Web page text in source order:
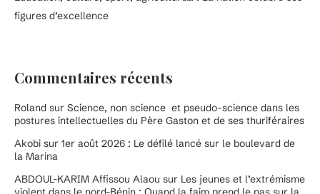
figures d’excellence
Commentaires récents
Roland sur Science, non science et pseudo-science dans les
postures intellectuelles du Père Gaston et de ses thuriféraires
Akobi sur 1er août 2026 : Le défilé lancé sur le boulevard de
la Marina
ABDOUL-KARIM Affissou Alaou sur Les jeunes et l’extrémisme